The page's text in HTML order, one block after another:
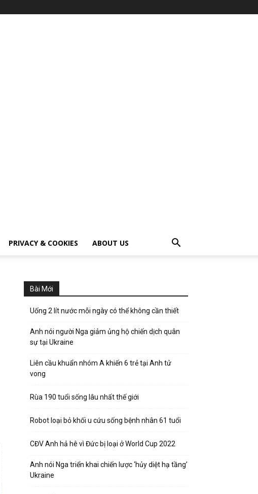
PRIVACY & COOKIES ABOUT US
Bài Mới
Uống 2 lít nước mỗi ngày có thể không cần thiết
Anh nói người Nga giảm ủng hộ chiến dịch quân
sự tại Ukraine
Liên cầu khuẩn nhóm A khiến 6 trẻ tại Anh tử
vong
Rùa 190 tuổi sống lâu nhất thế giới
Robot loại bỏ khối u cứu sống bệnh nhân 61 tuổi
CĐV Anh hả hê vì Đức bị loại ở World Cup 2022
Anh nói Nga triển khai chiến lược ‘hủy diệt hạ tầng’
Ukraine